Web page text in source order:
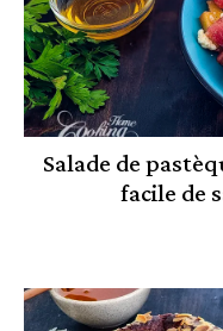
Salade de
facile de